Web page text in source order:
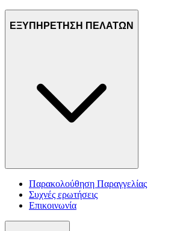
ΕΞΥΠΗΡΕΤΗΣΗ ΠΕΛΑΤΩΝ
Παρακολούθηση Παραγγελίας
Συχνές ερωτήσεις
Επικοινωνία